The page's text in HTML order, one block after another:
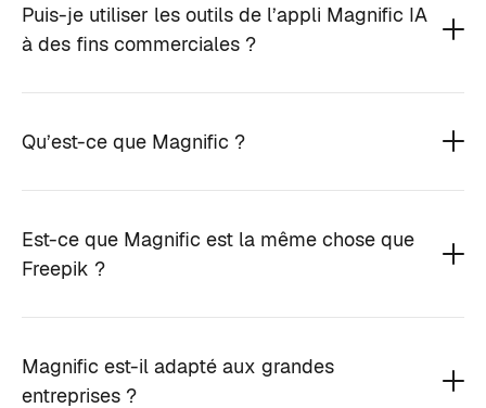
Puis-je utiliser les outils de l’appli Magnific IA
à des fins commerciales ?
Qu’est-ce que Magnific ?
Est-ce que Magnific est la même chose que
Freepik ?
Magnific est-il adapté aux grandes
entreprises ?